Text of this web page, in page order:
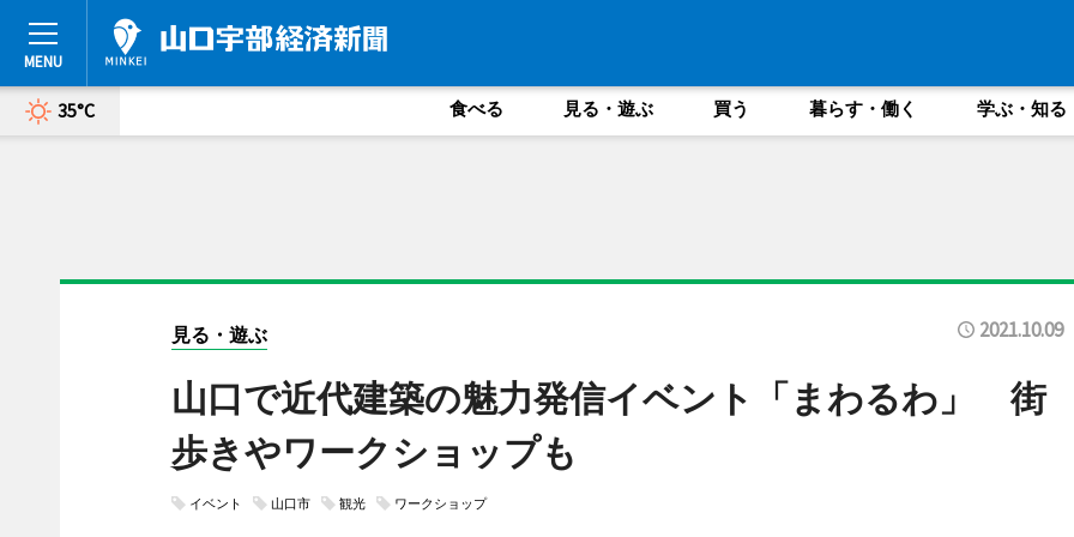
35°C 食べる 見る・遊ぶ 買う 暮らす・働く 学ぶ・知る
見る・遊ぶ 2021.10.09
山口で近代建築の魅力発信イベント「まわるわ」 街
歩きやワークショップも
イベント 山口市 観光 ワークショップ